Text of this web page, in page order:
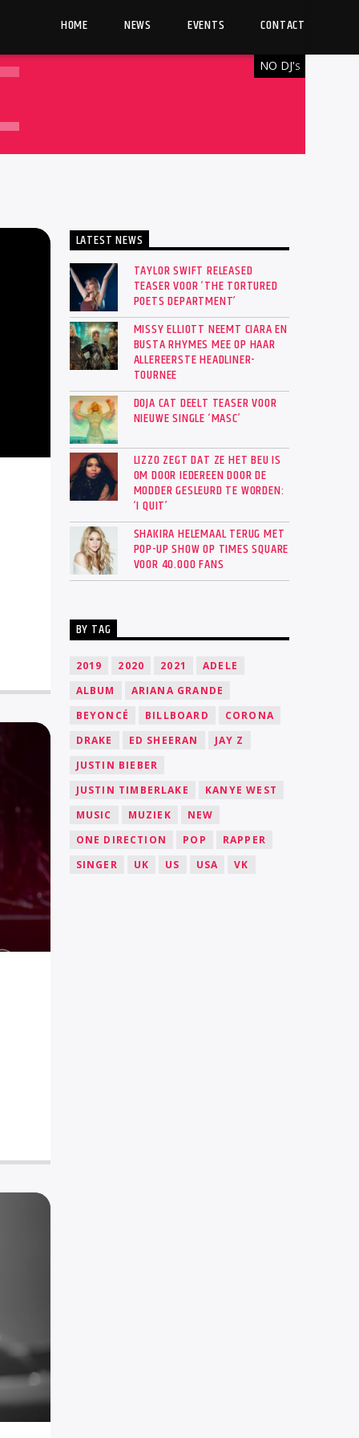
HOME NEWS EVENTS CONTACT
NO DJ'S
LATEST NEWS
TAYLOR SWIFT RELEASED
TEASER VOOR ‘THE TORTURED
POETS DEPARTMENT’
MISSY ELLIOTT NEEMT CIARA EN
BUSTA RHYMES MEE OP HAAR
ALLEREERSTE HEADLINER-
TOURNEE
DOJA CAT DEELT TEASER VOOR
NIEUWE SINGLE ‘MASC’
LIZZO ZEGT DAT ZE HET BEU IS
OM DOOR IEDEREEN DOOR DE
MODDER GESLEURD TE WORDEN:
‘I QUIT’
SHAKIRA HELEMAAL TERUG MET
POP-UP SHOW OP TIMES SQUARE
VOOR 40.000 FANS
BY TAG
2019 2020 2021
ADELE
ALBUM
ARIANA GRANDE
BEYONCÉ
BILLBOARD
CORONA
DRAKE
ED SHEERAN
JAY Z
JUSTIN BIEBER
JUSTIN TIMBERLAKE
KANYE WEST
MUSIC
MUZIEK
NEW
ONE DIRECTION
POP
RAPPER
SINGER
UK US USA VK